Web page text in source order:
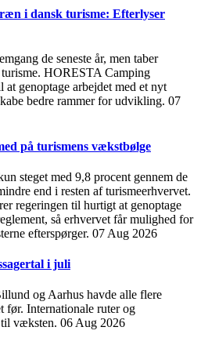
i dansk turisme: Efterlyser
de seneste år, men taber
HORESTA Camping
genoptage arbejdet med et nyt
bedre rammer for udvikling. 07
på turismens vækstbølge
steget med 9,8 procent gennem de
end i resten af turismeerhvervet.
regeringen til hurtigt at genoptage
så erhvervet får mulighed for
efterspørger. 07 Aug 2026
i juli
og Aarhus havde alle flere
før. Internationale ruter og
væksten. 06 Aug 2026